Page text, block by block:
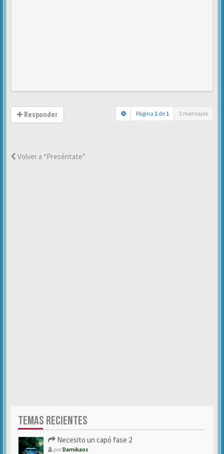
Responder Página 1 de 1 2 mensajes
Volver a “Preséntate”
TEMAS RECIENTES
Necesito un capó fase 2
porDamikaos